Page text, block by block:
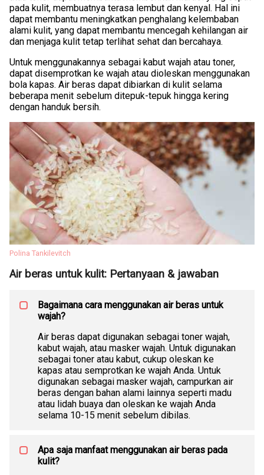
pada kulit, membuatnya terasa lembut dan kenyal. Hal ini
dapat membantu meningkatkan penghalang kelembaban
alami kulit, yang dapat membantu mencegah kehilangan air
dan menjaga kulit tetap terlihat sehat dan bercahaya.
Untuk menggunakannya sebagai kabut wajah atau toner,
dapat disemprotkan ke wajah atau dioleskan menggunakan
bola kapas. Air beras dapat dibiarkan di kulit selama
beberapa menit sebelum ditepuk-tepuk hingga kering
dengan handuk bersih.
Polina Tankilevitch
Air beras untuk kulit: Pertanyaan & jawaban
Bagaimana cara menggunakan air beras untuk
wajah?
Air beras dapat digunakan sebagai toner wajah,
kabut wajah, atau masker wajah. Untuk digunakan
sebagai toner atau kabut, cukup oleskan ke
kapas atau semprotkan ke wajah Anda. Untuk
digunakan sebagai masker wajah, campurkan air
beras dengan bahan alami lainnya seperti madu
atau lidah buaya dan oleskan ke wajah Anda
selama 10-15 menit sebelum dibilas.
Apa saja manfaat menggunakan air beras pada
kulit?